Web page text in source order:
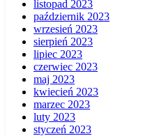
listopad 2023
październik 2023
wrzesień 2023
sierpień 2023
lipiec 2023
czerwiec 2023
maj 2023
kwiecień 2023
marzec 2023
luty 2023
styczeń 2023